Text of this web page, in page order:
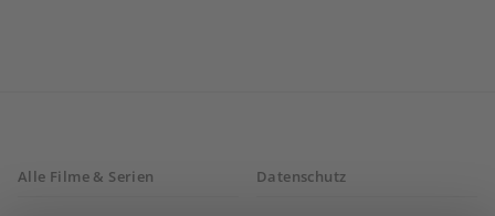
Alle Filme & Serien Datenschutz